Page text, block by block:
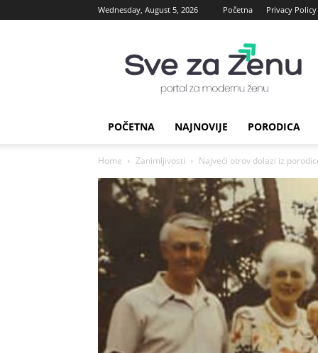
Wednesday, August 5, 2026 Početna Privacy Policy
za
Zenu
POČETNA NAJNOVIJE PORODICA
Home Zanimljivosti Najveći otrov dolazi iz